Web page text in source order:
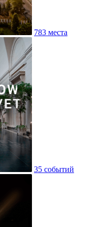
783 места
35 событий